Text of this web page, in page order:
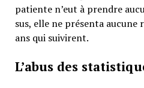
patiente n’eut à prendre
sus, elle ne présenta aucune
ans qui suivirent.
L’abus des